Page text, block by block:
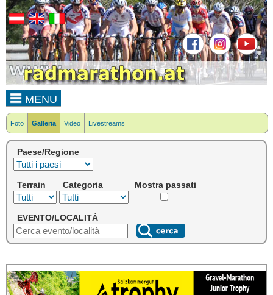
MENU
Foto Galleria Video Livestreams
Paese/Regione
Terrain Categoria Mostra passati
EVENTO/LOCALITÀ